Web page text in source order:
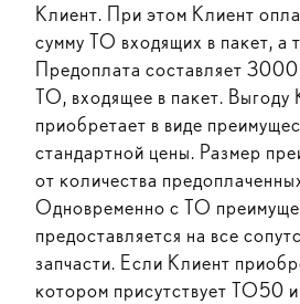
Клиент. При этом Клиент
сумму ТО входящих в пакет, а
Предоплата составляет
ТО, входящее в пакет. Выгоду
приобретает в виде
стандартной цены. Размер
от количества
Одновременно с ТО
предоставляется на все
запчасти. Если Клиент
котором присутствует ТО50